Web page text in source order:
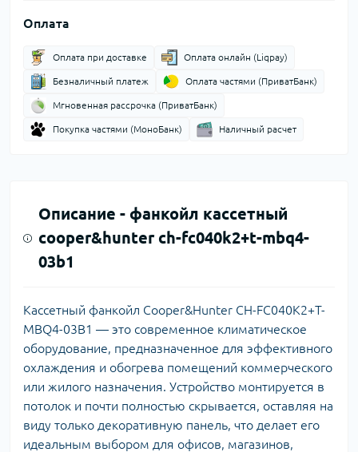
Оплата
Оплата при доставке Оплата онлайн (Liqpay)
Безналичный платеж Оплата частями (ПриватБанк)
Мгновенная рассрочка (ПриватБанк)
Покупка частями (МоноБанк) Наличный расчет
Описание - фанкойл кассетный
cooper&hunter ch-fc040k2+t-mbq4-
03b1
Кассетный фанкойл Cooper&Hunter CH-FC040K2+T-
MBQ4-03B1 — это современное климатическое
оборудование, предназначенное для эффективного
охлаждения и обогрева помещений коммерческого
или жилого назначения. Устройство монтируется в
потолок и почти полностью скрывается, оставляя на
виду только декоративную панель, что делает его
идеальным выбором для офисов, магазинов,